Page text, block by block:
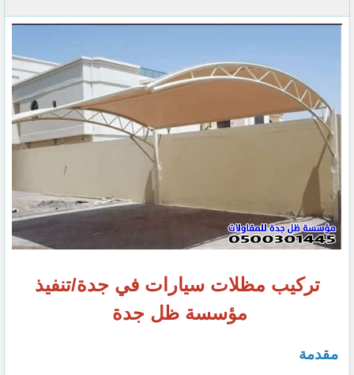
تركيب مظلات سيارات في جدة/تنفيذ
مؤسسة ظل جدة
مقدمة